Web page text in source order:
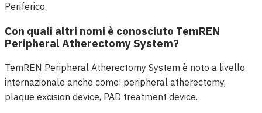
Periferico.
Con quali altri nomi è conosciuto TemREN
Peripheral Atherectomy System?
TemREN Peripheral Atherectomy System è noto a livello
internazionale anche come: peripheral atherectomy,
plaque excision device, PAD treatment device.